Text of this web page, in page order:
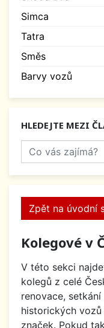
Simca
Tatra
Směs
Barvy vozů
HLEDEJTE MEZI
Zpět na úvodní
Kolegové v
V této sekci
kolegů z celé
renovace,
historických vozů
značek. Pokud